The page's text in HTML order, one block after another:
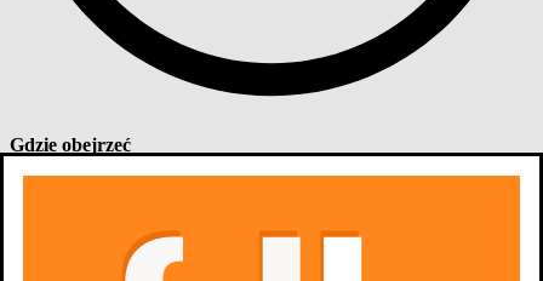
Gdzie obejrzeć